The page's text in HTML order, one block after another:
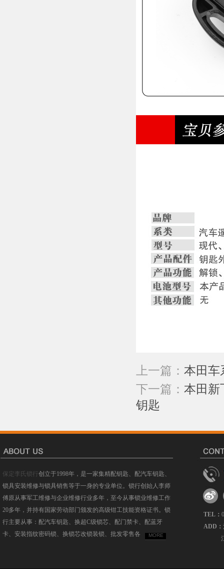
上一篇： 本田车
下一篇： 本田新
钥匙
保定李氏锁行创立于1998年，是一家集精配钥匙、配汽车钥匙、
锁具安装维修与锁具销售等于一身的专业单位。锁行创始人李师
傅原从事军工维修与企业维修行业多年，至今从事锁业维修工作
20多年，并持有国家劳动部门颁发的高级钳工技能资格证书。锁
行主要从事：配汽车钥匙、换超C级锁芯、配门禁卡、配蓝牙
卡、安装指纹密码锁、换锁芯改锁装锁、批发零售各
MORE
TEL：
ADD：